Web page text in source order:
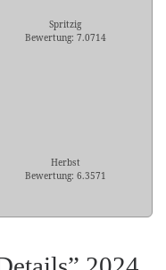
Spritzig
Bewertung: 7.0714
Herbst
Bewertung: 6.3571